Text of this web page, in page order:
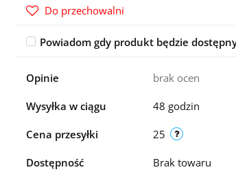
Do przechowalni
Powiadom gdy produkt będzie
Opinie brak ocen
Wysyłka w ciągu 48 godzin
Cena przesyłki 25
Dostępność Brak towaru